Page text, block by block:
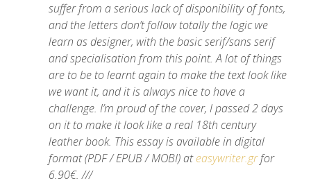
suffer from a serious lack of disponibility of fonts,
and the letters don’t follow totally the logic we
learn as designer, with the basic serif/sans serif
and specialisation from this point. A lot of things
are to be to learnt again to make the text look like
we want it, and it is always nice to have a
challenge. I’m proud of the cover, I passed 2 days
on it to make it look like a real 18th century
leather book. This essay is available in digital
format (PDF / EPUB / MOBI) ateasywriter.grfor
6.90€. ///